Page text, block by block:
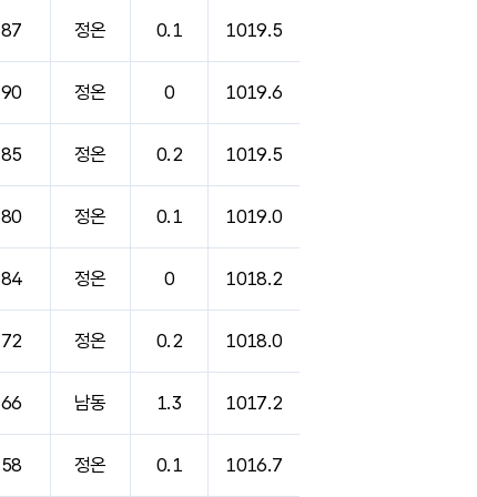
87 정온 0.1 1019.5
90 정온 0 1019.6
85 정온 0.2 1019.5
80 정온 0.1 1019.0
84 정온 0 1018.2
72 정온 0.2 1018.0
66 남동 1.3 1017.2
58 정온 0.1 1016.7